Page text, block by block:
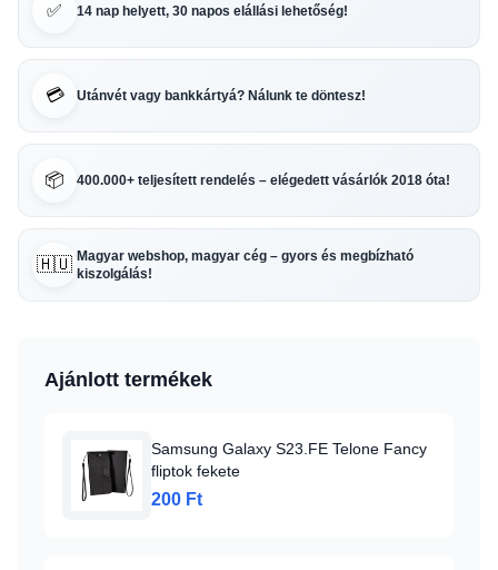
✅ 14 nap helyett, 30 napos elállási lehetőség!
💳 Utánvét vagy bankkártyá? Nálunk te döntesz!
📦 400.000+ teljesített rendelés – elégedett vásárlók 2018 óta!
🇭🇺 Magyar webshop, magyar cég – gyors és megbízható
kiszolgálás!
Ajánlott termékek
Samsung Galaxy S23.FE Telone Fancy
fliptok fekete
200 Ft